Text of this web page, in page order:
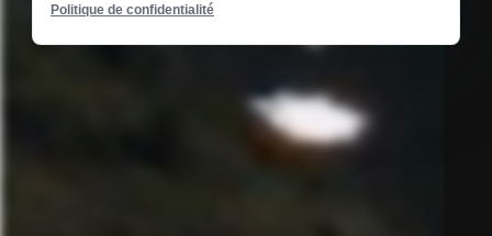
Politique de confidentialité